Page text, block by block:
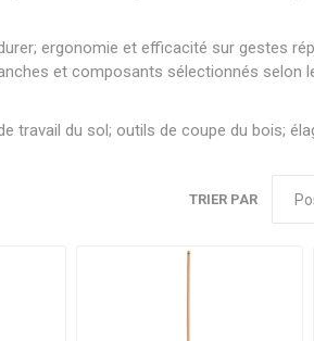
ergonomie et efficacité sur gestes
et composants sélectionnés selon
travail du sol; outils de coupe du bois;
TRIER PAR